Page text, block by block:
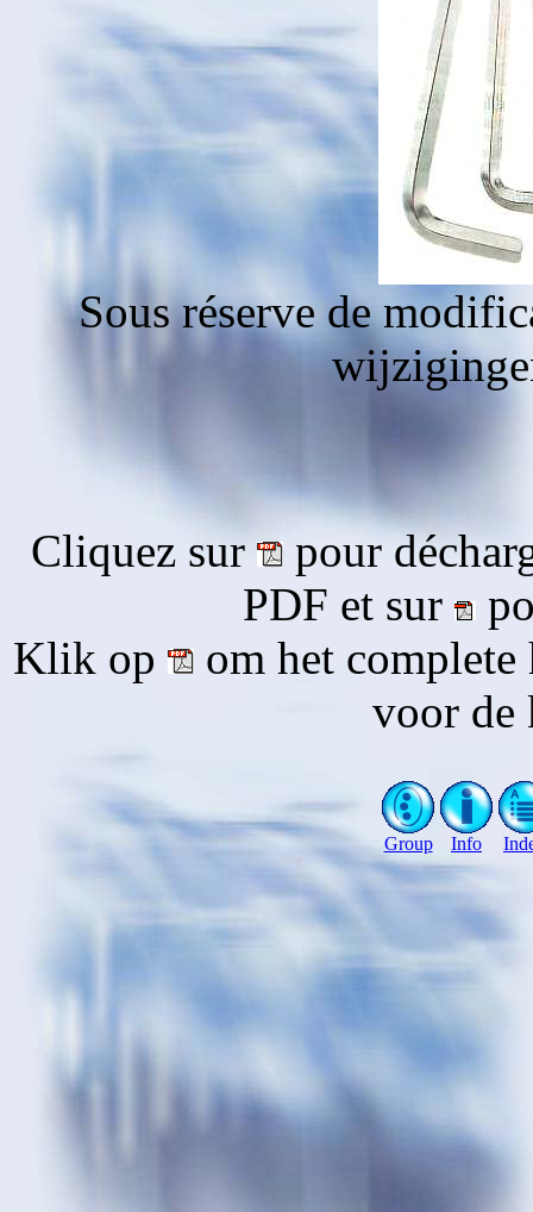
Sous réserve de
Cliquez sur
pour
PDF et sur
Klik op
om het
voor de
Group Info